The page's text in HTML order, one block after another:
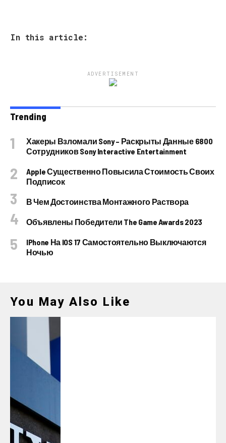
In this article:
ADVERTISEMENT
Trending
Хакеры Взломали Sony – Раскрыты Данные 6800
Сотрудников Sony Interactive Entertainment
Apple Существенно Повысила Стоимость Своих
Подписок
В Чем Достоинства Монтажного Раствора
Объявлены Победители The Game Awards 2023
IPhone На IOS 17 Самостоятельно Выключаются
Ночью
You May Also Like